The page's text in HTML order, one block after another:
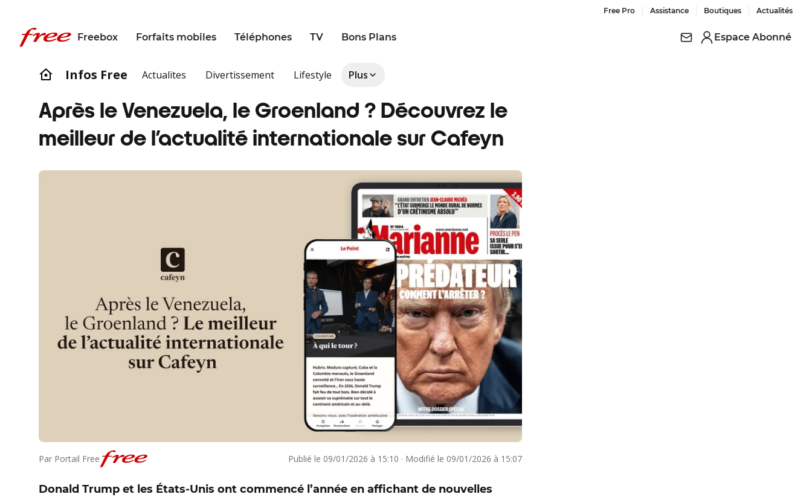
Free Pro Assistance Boutiques Actualités
Freebox Forfaits mobiles Téléphones TV Bons Plans Espace Abonné
Infos Free Actualites Divertissement Lifestyle Plus
Après le Venezuela, le Groenland ? Découvrez le
meilleur de l’actualité internationale sur Cafeyn
Par Portail Free Publié le 09/01/2026 à 15:10 · Modifié le 09/01/2026 à 15:07
Donald Trump et les États‑Unis ont commencé l’année en affichant de nouvelles